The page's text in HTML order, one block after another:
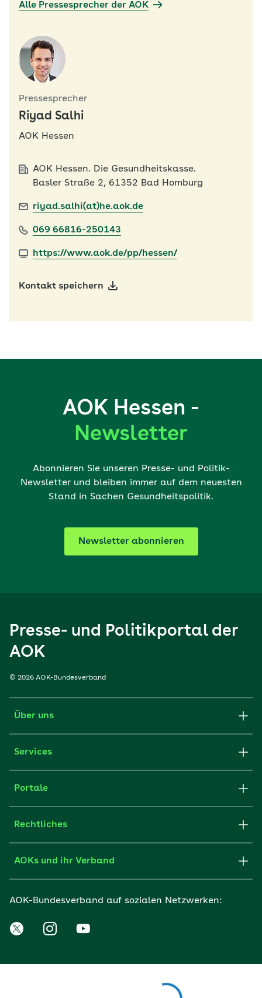
Alle Pressesprecher der AOK
Pressesprecher
Riyad Salhi
AOK Hessen
AOK Hessen. Die Gesundheitskasse.
Basler Straße 2, 61352 Bad Homburg
riyad.salhi(at)he.aok.de
069 66816-250143
https://www.aok.de/pp/hessen/
Kontakt speichern
AOK Hessen -
Newsletter
Abonnieren Sie unseren Presse- und Politik-
Newsletter und bleiben immer auf dem neuesten
Stand in Sachen Gesundheitspolitik.
Newsletter abonnieren
Presse- und Politikportal der
AOK
© 2026 AOK-Bundesverband
Über uns
Services
Portale
Rechtliches
AOKs und ihr Verband
AOK-Bundesverband auf sozialen Netzwerken: